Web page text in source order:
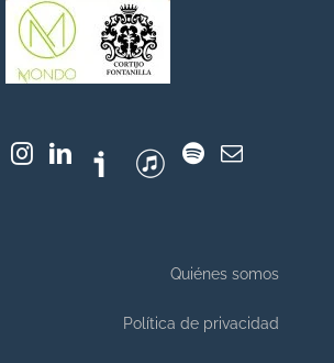
Quiénes somos
Política de privacidad